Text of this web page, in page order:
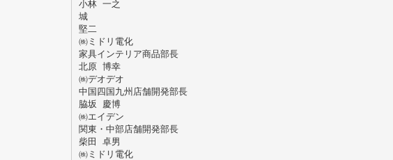
小林 一之
城
堅二
㈱ミドリ電化
家具インテリア商品部長
北原 博幸
㈱デオデオ
中国四国九州店舗開発部長
脇坂 慶博
㈱エイデン
関東・中部店舗開発部長
柴田 卓男
㈱ミドリ電化